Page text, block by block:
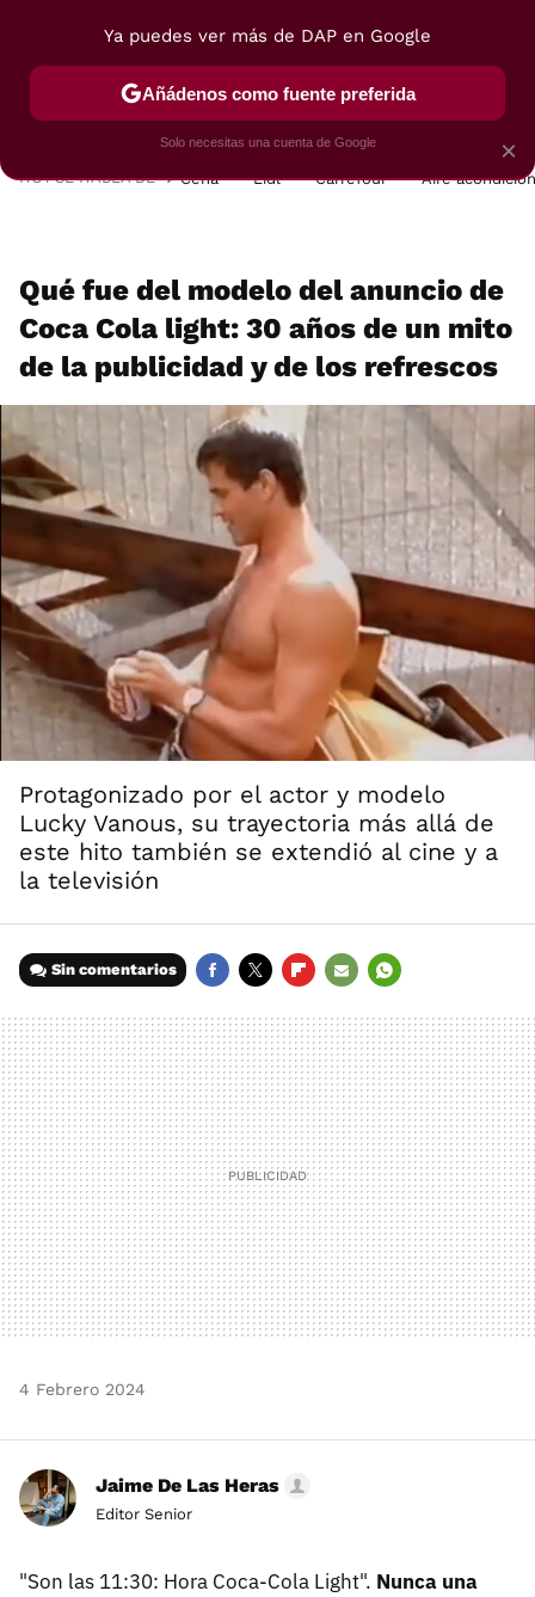
POSTRES VIAJES SELECCIÓN VEGUI
HOY SE HABLA DE Cena Lidl Carrefour Aire
Qué fue del modelo del anuncio de
Coca Cola light: 30 años de un mito
de la publicidad y de los refrescos
Protagonizado por el actor y modelo
Lucky Vanous, su trayectoria más allá de
este hito también se extendió al cine y a
la televisión
Sin comentarios
MAIL
4 Febrero 2024
Jaime De Las Heras
Editor Senior
"Son las 11:30: Hora Coca-Cola Light". Nunca una
×
Ya puedes ver más de DAP en Google
Añádenos como fuente preferida
Solo necesitas una cuenta de Google